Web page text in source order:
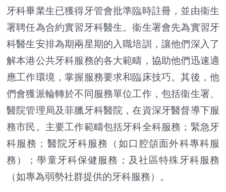
牙科畢業生已獲得牙管會批準臨時註冊，並由衞生
署聘任為合約實習牙科醫生。衞生署會先為實習牙
科醫生安排為期兩星期的入職培訓，讓他們深入了
解本港公共牙科服務的各大範疇，協助他們迅速適
應工作環境，掌握服務要求和臨床技巧。其後，他
們會獲派輪轉於不同服務單位工作，包括衞生署、
醫院管理局及菲臘牙科醫院，在資深牙醫督導下服
務市民。主要工作範疇包括牙科全科服務；緊急牙
科服務；醫院牙科服務（如口腔頜面外科專科服
務）；學童牙科保健服務；及社區特殊牙科服務
（如專為弱勢社群提供的牙科服務）。